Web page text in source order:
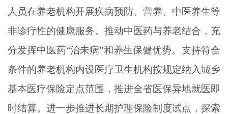
人员在养老机构开展疾病预防、营养、中医养生等
非诊疗性的健康服务。推动中医药与养老结合，充
分发挥中医药“治未病”和养生保健优势。支持符合
条件的养老机构内设医疗卫生机构按规定纳入城乡
基本医疗保险定点范围，推进全省医保异地就医即
时结算。进一步推进长期护理保险制度试点，探索